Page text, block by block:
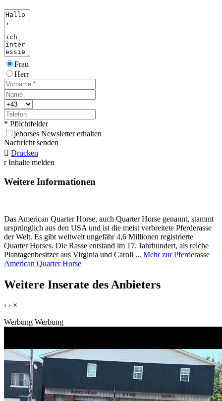
Frau
Herr
* Pflichtfelder
jehorses Newsletter erhalten
Nachricht senden
 Drucken
r Inhalte melden
Weitere Informationen
Das American Quarter Horse, auch Quarter Horse genannt, stammt
ursprünglich aus den USA und ist die meist verbreitete Pferderasse
der Welt. Es gibt weltweit ungefähr 4,6 Millionen registrierte
Quarter Horses. Die Rasse entstand im 17. Jahrhundert, als reiche
Plantagenbesitzer aus Virginia und Caroli ... Mehr zur Pferderasse
American Quarter Horse
Weitere Inserate des Anbieters
‹ › ×
Werbung Werbung